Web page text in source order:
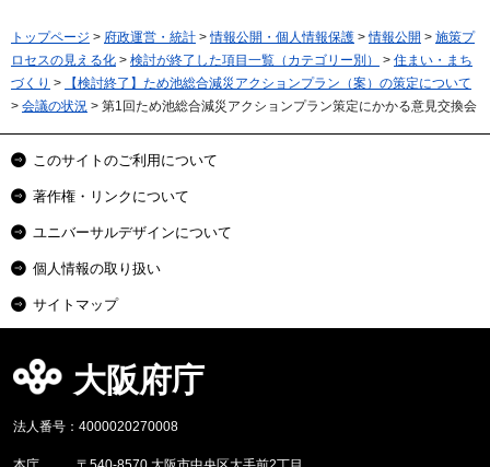
トップページ > 府政運営・統計 >情報公開・個人情報保護 >情報公開 > 施策プ
ロセスの見える化 > 検討が終了した項目一覧（カテゴリー別） > 住まい・まち
づくり >
【検討終了】ため池総合減災アクションプラン（案）の策定について
> 会議の状況 > 第1回ため池総合減災アクションプラン策定にかかる意見交換会
このサイトのご利用について
著作権・リンクについて
ユニバーサルデザインについて
個人情報の取り扱い
サイトマップ
大阪府庁
法人番号：4000020270008